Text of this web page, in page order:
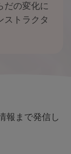
だの変化に
ストラクタ
報まで発信し